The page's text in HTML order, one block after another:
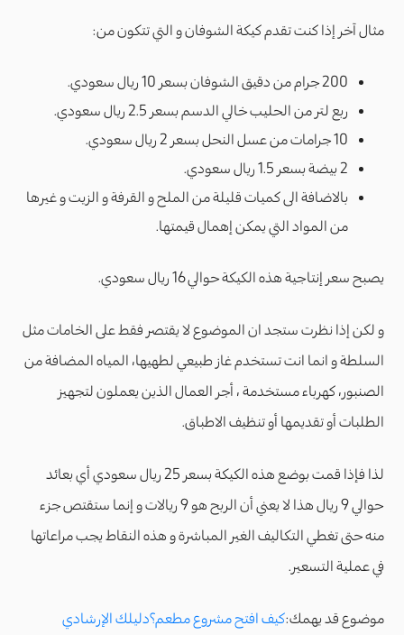
مثال آخر إذا كنت تقدم كيكة الشوفان و التي تتكون من:
200 جرام من دقيق الشوفان بسعر 10 ريال سعودي.
ربع لتر من الحليب خالي الدسم بسعر 2.5 ريال سعودي.
10 جرامات من عسل النحل بسعر 2 ريال سعودي.
2 بيضة بسعر 1.5 ريال سعودي.
بالاضافة الى كميات قليلة من الملح و القرفة و الزيت و غيرها
من المواد التي يمكن إهمال قيمتها.
يصبح سعر إنتاجية هذه الكيكة حوالي 16 ريال سعودي.
و لكن إذا نظرت ستجد ان الموضوع لا يقتصر فقط على الخامات مثل
السلطة و انما انت تستخدم غاز طبيعي لطهيها، المياه المضافة من
الصنبور، كهرباء مستخدمة ، أجر العمال الذين يعملون لتجهيز
الطلبات أو تقديمها أو تنظيف الاطباق.
لذا فإذا قمت بوضع هذه الكيكة بسعر 25 ريال سعودي أي بعائد
حوالي 9 ريال هذا لا يعني أن الربح هو 9 ريالات و إنما ستقتص جزء
منه حتى تغطي التكاليف الغير المباشرة و هذه النقاط يجب مراعاتها
في عملية التسعير.
موضوع قد يهمك:كيف افتح مشروع مطعم؟دليلك الإرشادي